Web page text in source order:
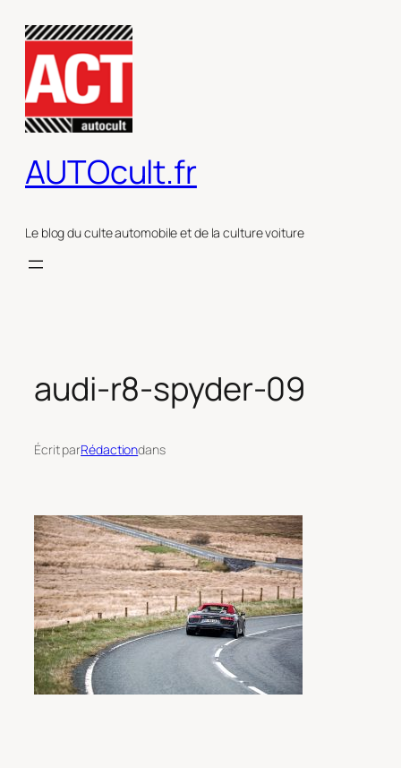
contenu
AUTOcult.fr
Le blog du culte automobile et de la culture voiture
audi-r8-spyder-09
Écrit parRédactiondans